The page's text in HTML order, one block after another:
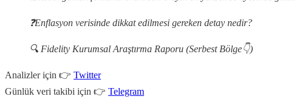
❓Enflasyon verisinde dikkat edilmesi gereken detay nedir?
🔍 Fidelity Kurumsal Araştırma Raporu (Serbest Bölge👇)
Analizler için 👉 Twitter
Günlük veri takibi için 👉 Telegram